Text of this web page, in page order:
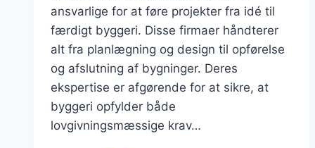
ansvarlige for at føre projekter fra idé til
færdigt byggeri. Disse firmaer håndterer
alt fra planlægning og design til opførelse
og afslutning af bygninger. Deres
ekspertise er afgørende for at sikre, at
byggeri opfylder både
lovgivningsmæssige krav…